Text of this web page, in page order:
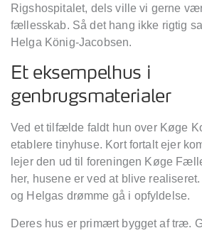
Rigshospitalet, dels ville vi gerne
fællesskab. Så det hang ikke rigtig
Helga König-Jacobsen.
Et eksempelhus i
genbrugsmaterialer
Ved et tilfælde faldt hun over Køge
etablere tinyhuse. Kort fortalt ejer
lejer den ud til foreningen Køge
her, husene er ved at blive
og Helgas drømme gå i opfyldelse.
Deres hus er primært bygget af træ.